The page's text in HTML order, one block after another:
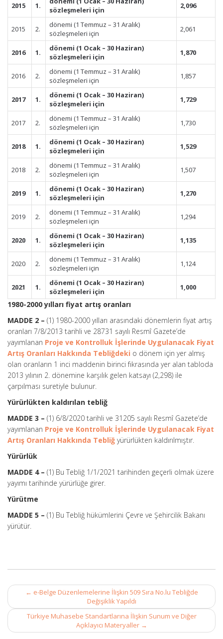
2015 1.
sözleşmeleri için
2,096
2015 2.
dönemi (1 Temmuz – 31 Aralık)
sözleşmeleri için
2,061
2016 1.
dönemi (1 Ocak – 30 Haziran)
sözleşmeleri için
1,870
2016 2.
dönemi (1 Temmuz – 31 Aralık)
sözleşmeleri için
1,857
2017 1.
dönemi (1 Ocak – 30 Haziran)
sözleşmeleri için
1,729
2017 2.
dönemi (1 Temmuz – 31 Aralık)
sözleşmeleri için
1,730
2018 1.
dönemi (1 Ocak – 30 Haziran)
sözleşmeleri için
1,529
2018 2.
dönemi (1 Temmuz – 31 Aralık)
sözleşmeleri için
1,507
2019 1.
dönemi (1 Ocak – 30 Haziran)
sözleşmeleri için
1,270
2019 2.
dönemi (1 Temmuz – 31 Aralık)
sözleşmeleri için
1,294
2020 1.
dönemi (1 Ocak – 30 Haziran)
sözleşmeleri için
1,135
2020 2.
dönemi (1 Temmuz – 31 Aralık)
sözleşmeleri için
1,124
2021 1.
dönemi (1 Ocak – 30 Haziran)
sözleşmeleri için
1,000
1980-2000 yılları fiyat artış oranları
MADDE 2 – (1) 1980-2000 yılları arasındaki dönemlerin fiyat artış
oranları 7/8/2013 tarihli ve 28731 sayılı Resmî Gazete’de
yayımlanan Proje ve Kontrolluk İşlerinde Uygulanacak Fiyat
Artış Oranları Hakkında Tebliğdeki o dönem için yer almış
olan oranların 1 inci maddenin birinci fıkrasında yer alan tabloda
2013 yılının 2. dönemine karşılık gelen katsayı (2,298) ile
çarpılması suretiyle bulunur.
Yürürlükten kaldırılan tebliğ
MADDE 3 – (1) 6/8/2020 tarihli ve 31205 sayılı Resmî Gazete’de
yayımlanan Proje ve Kontrolluk İşlerinde Uygulanacak Fiyat
Artış Oranları Hakkında Tebliğ yürürlükten kaldırılmıştır.
Yürürlük
MADDE 4 – (1) Bu Tebliğ 1/1/2021 tarihinden geçerli olmak üzere
yayımı tarihinde yürürlüğe girer.
Yürütme
MADDE 5 – (1) Bu Tebliğ hükümlerini Çevre ve Şehircilik Bakanı
yürütür.
Post
navigation
← e-Belge Düzenlemelerine İlişkin 509 Sıra No.lu Tebliğde
Değişiklik Yapıldı
Türkiye Muhasebe Standartlarına İlişkin Sunum ve Diğer
Açıklayıcı Materyaller →